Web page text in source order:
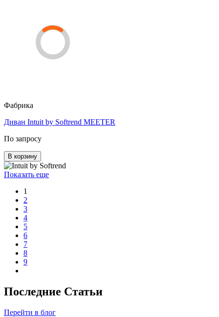
Фабрика
Диван Intuit by Softrend MEETER
По запросу
В корзину
Показать еще
1
2
3
4
5
6
7
8
9
Последние Статьи
Перейти в блог